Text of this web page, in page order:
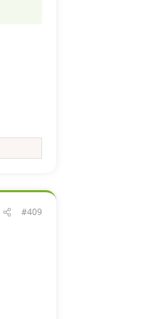
#409